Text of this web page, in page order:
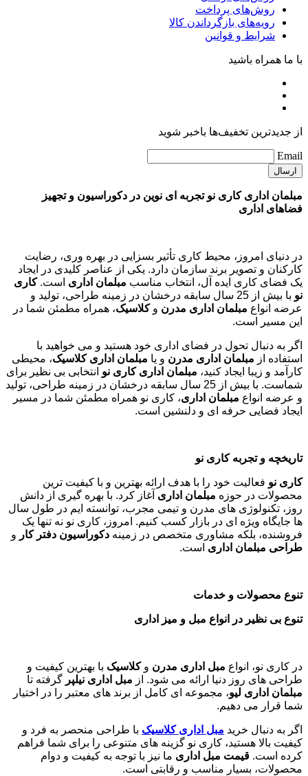
روش‌های پرداخت
رویه‌های بازگرداندن کالا
شرایط و قوانین
با ما همراه باشید
از جدیدترین تخفیف‌ها باخبر شوید
Email
مبلمان اداری کاری نو تجربه ای نوین در دکوراسیون و تجهیز
فضاهای اداری
در دنیای امروز، محیط کاری تأثیر بسزایی در بهره وری، رضایت
کارکنان و تصویر برند سازمان دارد. یکی از عناصر کلیدی در ایجاد
یک فضای کاری ایده آل، انتخاب مناسب مبلمان اداری است.کاری
نو
با بیش از 25 سال سابقه درخشان در زمینه طراحی، تولید و
عرضه انواع مبلمان اداری مدرن وکلاسیک، همراه مطمئن شما در
این مسیر است.
اگر به دنبال تحول در فضای اداری خود هستید و می خواهید با
استفاده از مبلمان اداری مدرن و یا مبلمان اداری کلاسیک، محیطی
کارآمد و زیبا ایجاد کنید، مبلمان اداری کاری نو انتخابی بی نظیر برای
شماست. با بیش از 25 سال سابقه درخشان در زمینه طراحی، تولید
و عرضه انواع مبلمان اداری، کاری نو همراه مطمئن شما در مسیر
ایجاد فضایی حرفه ای و دلنشین است.
تاریخچه و تجربه کاری نو
کاری نو فعالیت خود را با هدف ارائه بهترین و با کیفیت ترین
محصولات در حوزه مبلمان اداری آغاز کرد. با بهره گیری از دانش
روز، تکنولوژی های مدرن و تیمی مجرب، توانسته ایم در طول سال
ها جایگاه ویژه ای در بازار کسب کنیم. امروز، کاری نو نه تنها یک
فروشنده، بلکه مشاوری متخصص در زمینه دکوراسیون دفتر کار و
طراحی مبلمان اداری است.
تنوع محصولات و خدمات
تنوع بی نظیر در انواع مبل و میز اداری
در کاری نو، انواع مبل اداری مدرن وکلاسیک با بهترین کیفیت و
طراحی های روز دنیا ارائه می شود. از مبل اداری نیلپر گرفته تا
مبلمان اداری لیو، مجموعه ای کامل از برند های معتبر را در اختیار
شما قرار می دهیم.
اگر به دنبال خرید مبل اداری کلاسیک با طراحی منحصر به فرد و
کیفیت بالا هستید، کاری نو گزینه های متنوعی را برای شما فراهم
کرده است. قیمت مبل اداری ما نیز با توجه به کیفیت و دوام
محصولات، بسیار مناسب و رقابتی است.